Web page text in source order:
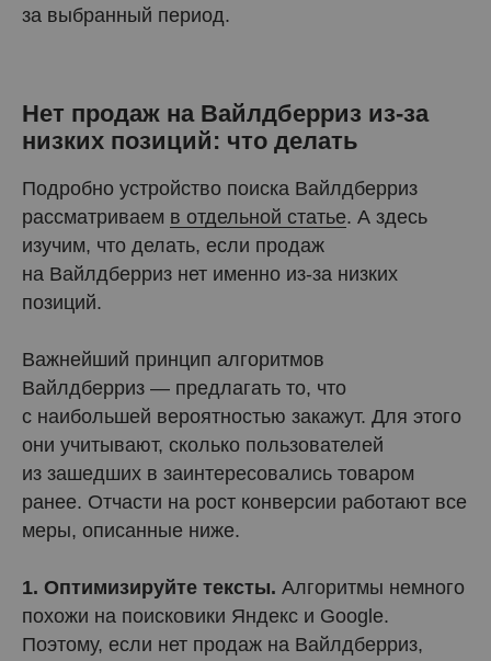
за выбранный период.
Нет продаж на Вайлдберриз из-за
низких позиций: что делать
Подробно устройство поиска Вайлдберриз
рассматриваем в отдельной статье. А здесь
изучим, что делать, если продаж
на Вайлдберриз нет именно из-за низких
позиций.
Важнейший принцип алгоритмов
Вайлдберриз — предлагать то, что
с наибольшей вероятностью закажут. Для этого
они учитывают, сколько пользователей
из зашедших в заинтересовались товаром
ранее. Отчасти на рост конверсии работают все
меры, описанные ниже.
1. Оптимизируйте тексты. Алгоритмы немного
похожи на поисковики Яндекс и Google.
Поэтому, если нет продаж на Вайлдберриз,